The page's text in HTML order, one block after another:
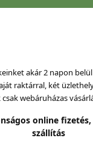
akár 2 napon
raktárral, két
webáruházas
online
szállítás